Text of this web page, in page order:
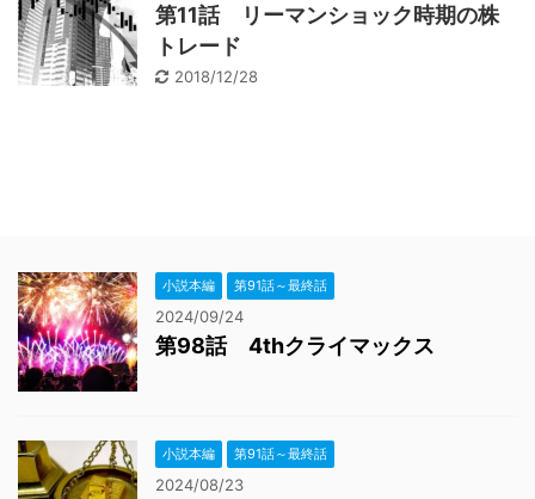
第11話 リーマンショック時期の株
トレード
2018/12/28
小説本編 第91話～最終話
2024/09/24
第98話 4thクライマックス
小説本編 第91話～最終話
2024/08/23